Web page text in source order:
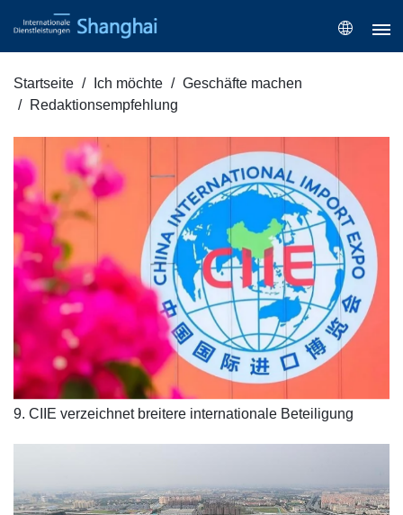
Startseite Ich möchte
Geschäfte machen
Redaktionsempfehlung
9. CIIE verzeichnet breitere internationale Beteiligung